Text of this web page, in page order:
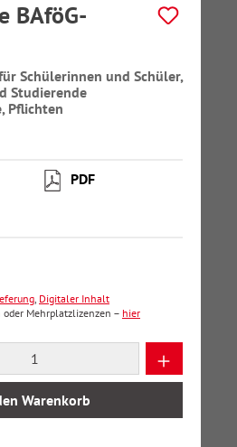
BAföG-
Schülerinnen und Schüler,
Studierende
Pflichten
PDF
, Digitaler Inhalt
Mehrplatzlizenzen – hier
Gib den gewünschten
Warenkorb